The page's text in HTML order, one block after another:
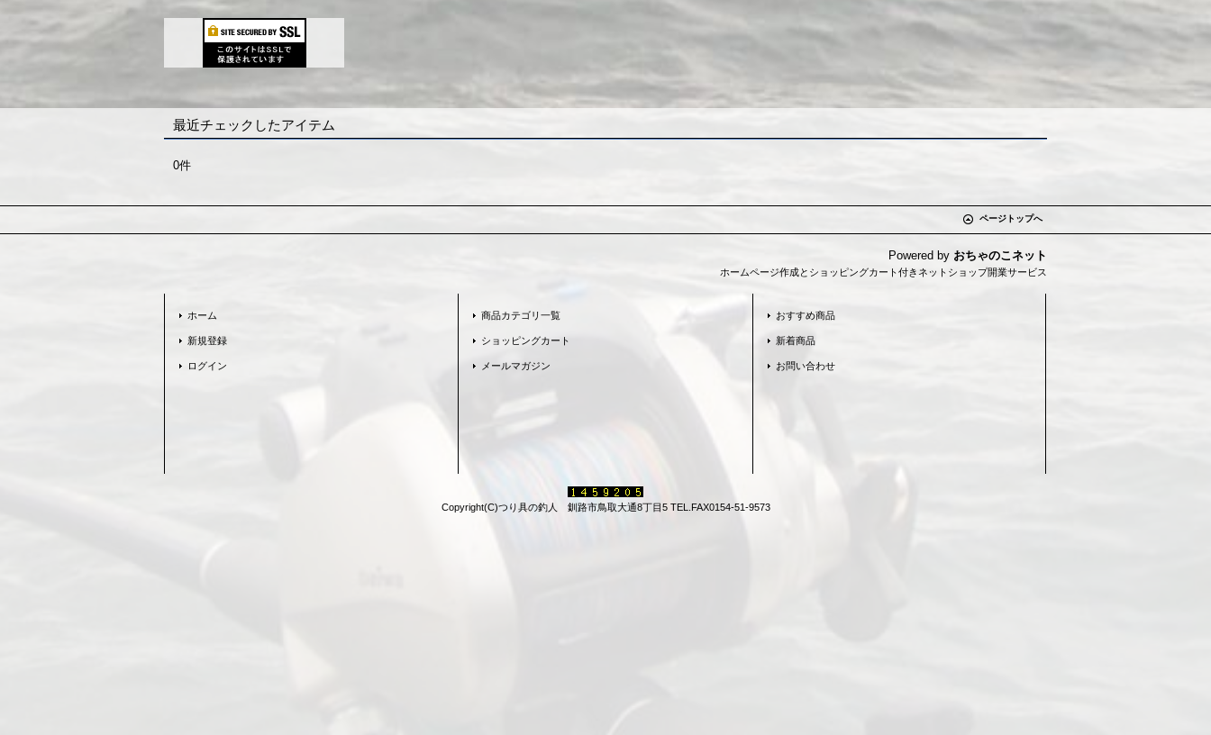
最近チェックしたアイテム
0件
ページトップへ
Powered by おちゃのこネット
ホームページ作成とショッピングカート付きネットショップ開業サービス
ホーム
新規登録
ログイン
商品カテゴリ一覧
ショッピングカート
メールマガジン
おすすめ商品
新着商品
お問い合わせ
Copyright(C)つり具の釣人 釧路市鳥取大通8丁目5 TEL.FAX0154-51-9573